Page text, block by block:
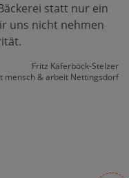
statt nur ein
uns nicht nehmen
Fritz Käferböck-Stelzer
mensch & arbeit Nettingsdorf